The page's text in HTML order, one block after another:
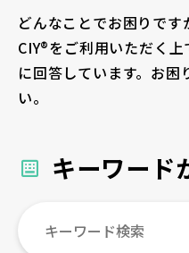
どんなことでお困りです
CIY®をご利用いただく
に回答しています。お
い。
キーワード